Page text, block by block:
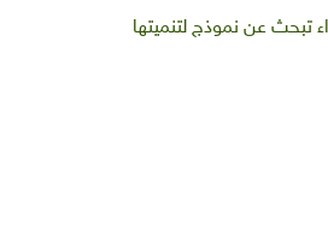
تبحث عن نموذج لتنميتها